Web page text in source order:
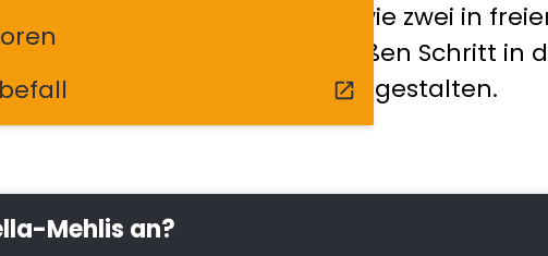
open_in_new
Trägerschaft sowie zwei in
unterstützen, den ersten großen Schritt in
so einfach wie möglich zu gestalten.
Mehlis an?